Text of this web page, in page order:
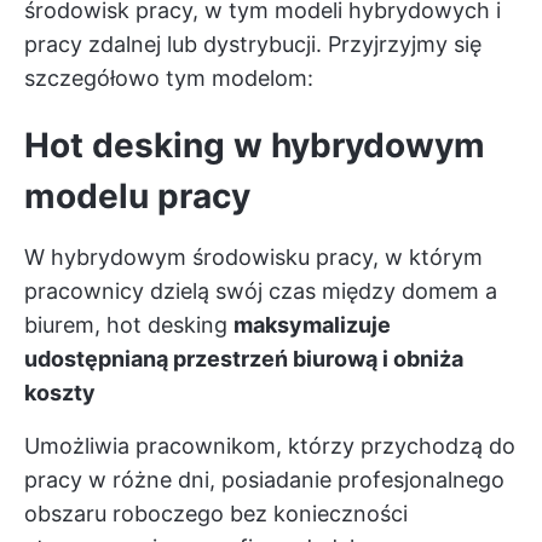
środowisk pracy, w tym modeli hybrydowych i
pracy zdalnej lub dystrybucji. Przyjrzyjmy się
szczegółowo tym modelom:
Hot desking w hybrydowym
modelu pracy
W hybrydowym środowisku pracy, w którym
pracownicy dzielą swój czas między domem a
biurem, hot desking maksymalizuje
udostępnianą przestrzeń biurową i obniża
koszty
Umożliwia pracownikom, którzy przychodzą do
pracy w różne dni, posiadanie profesjonalnego
obszaru roboczego bez konieczności